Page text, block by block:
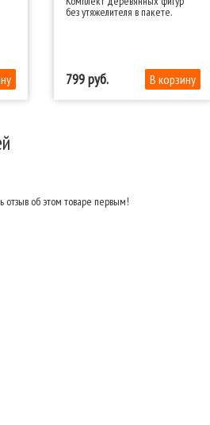
без утяжелителя в пакете.
799
отзыв об этом товаре первым!